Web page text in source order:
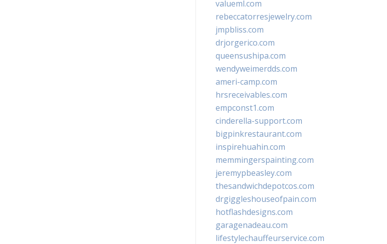
valueml.com
rebeccatorresjewelry.com
jmpbliss.com
drjorgerico.com
queensushipa.com
wendyweimerdds.com
ameri-camp.com
hrsreceivables.com
empconst1.com
cinderella-support.com
bigpinkrestaurant.com
inspirehuahin.com
memmingerspainting.com
jeremypbeasley.com
thesandwichdepotcos.com
drgiggleshouseofpain.com
hotflashdesigns.com
garagenadeau.com
lifestylechauffeurservice.com